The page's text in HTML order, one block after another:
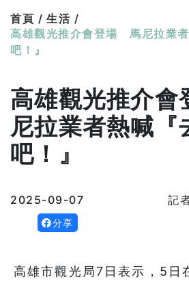
首頁 / 生活 /
高雄觀光推介會登場 馬尼拉業
吧！』
高雄觀光推介
尼拉業者熱喊『
吧！』
2025-09-07 記
分享
高雄市觀光局7日表示，5日